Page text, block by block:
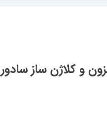
و کلاژن ساز سادور